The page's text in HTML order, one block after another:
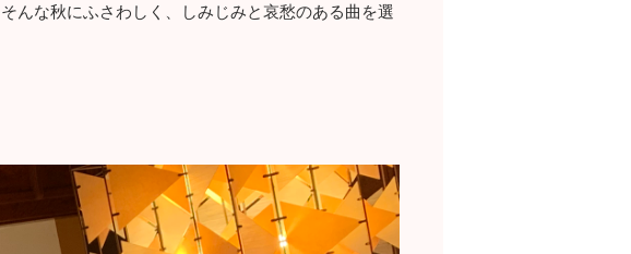
んな秋にふさわしく、しみじみと哀愁のある曲を選